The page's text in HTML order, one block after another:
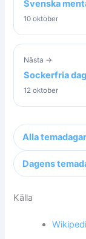
Svenska
10 oktober
Nästa →
Sockerfria
12 oktober
Alla
Dagens
Källa